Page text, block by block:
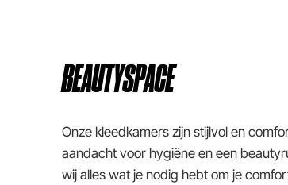
BEAUTYSPACE
Onze kleedkamers zijn stijlvol en
aandacht voor hygiëne en een
wij alles wat je nodig hebt om je